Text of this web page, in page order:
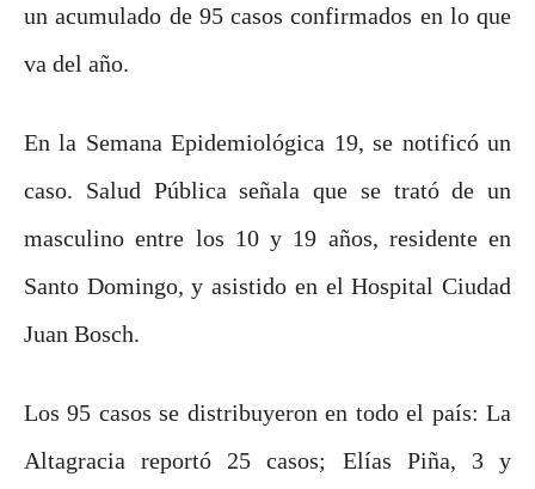
un acumulado de 95 casos confirmados en lo que
va del año.
En la Semana Epidemiológica 19, se notificó un
caso. Salud Pública señala que se trató de un
masculino entre los 10 y 19 años, residente en
Santo Domingo, y asistido en el Hospital Ciudad
Juan Bosch.
Los 95 casos se distribuyeron en todo el país: La
Altagracia reportó 25 casos; Elías Piña, 3 y